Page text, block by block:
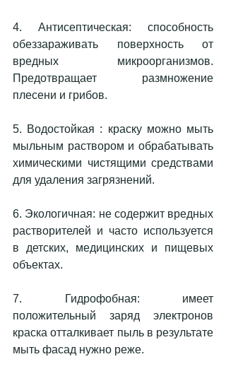
4. Антисептическая: способность
обеззараживать поверхность от
вредных микроорганизмов.
Предотвращает размножение
плесени и грибов.
5. Водостойкая : краску можно мыть
мыльным раствором и обрабатывать
химическими чистящими средствами
для удаления загрязнений.
6. Экологичная: не содержит вредных
растворителей и часто используется
в детских, медицинских и пищевых
объектах.
7. Гидрофобная: имеет
положительный заряд электронов
краска отталкивает пыль в результате
мыть фасад нужно реже.